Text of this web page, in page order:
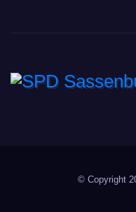
SPD
© Copyright